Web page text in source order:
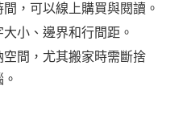
間，可以線上購買與閱讀。
大小、邊界和行間距。
空間，尤其搬家時需斷捨